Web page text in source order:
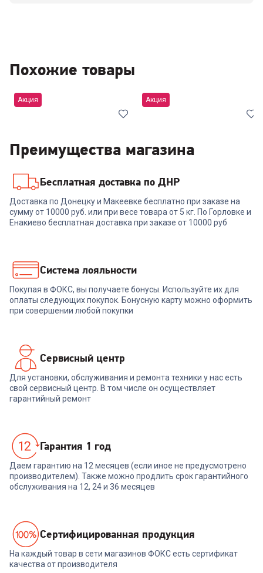
Похожие товары
Акция
4.3(
Холодильник INDESIT ITR
5200 W
32 400₽
В корзину
Акция
Холодильник БИРЮСА
B940NF
В корзину
Преимущества магазина
Бесплатная доставка по ДНР
Доставка по Донецку и Макеевке бесплатно при заказе на
сумму от 10000 руб. или при весе товара от 5 кг. По Горловке и
Енакиево бесплатная доставка при заказе от 10000 руб
Система лояльности
Покупая в ФОКС, вы получаете бонусы. Используйте их для
оплаты следующих покупок. Бонусную карту можно оформить
при совершении любой покупки
Сервисный центр
Для установки, обслуживания и ремонта техники у нас есть
свой сервисный центр. В том числе он осуществляет
гарантийный ремонт
Гарантия 1 год
Даем гарантию на 12 месяцев (если иное не предусмотрено
производителем). Также можно продлить срок гарантийного
обслуживания на 12, 24 и 36 месяцев
Cертифицированная продукция
На каждый товар в сети магазинов ФОКС есть сертификат
качества от производителя